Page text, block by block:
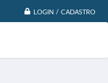
LOGIN / CADASTRO